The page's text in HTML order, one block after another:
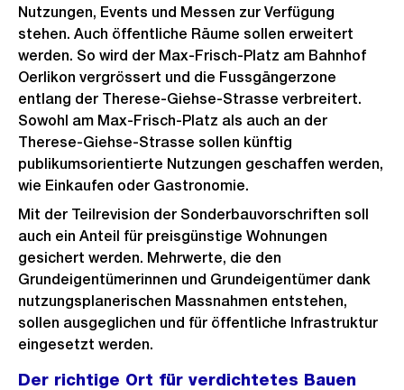
Nutzungen, Events und Messen zur Verfügung
stehen. Auch öffentliche Räume sollen erweitert
werden. So wird der Max-Frisch-Platz am Bahnhof
Oerlikon vergrössert und die Fussgängerzone
entlang der Therese-Giehse-Strasse verbreitert.
Sowohl am Max-Frisch-Platz als auch an der
Therese-Giehse-Strasse sollen künftig
publikumsorientierte Nutzungen geschaffen werden,
wie Einkaufen oder Gastronomie.
Mit der Teilrevision der Sonderbauvorschriften soll
auch ein Anteil für preisgünstige Wohnungen
gesichert werden. Mehrwerte, die den
Grundeigentümerinnen und Grundeigentümer dank
nutzungsplanerischen Massnahmen entstehen,
sollen ausgeglichen und für öffentliche Infrastruktur
eingesetzt werden.
Der richtige Ort für verdichtetes Bauen